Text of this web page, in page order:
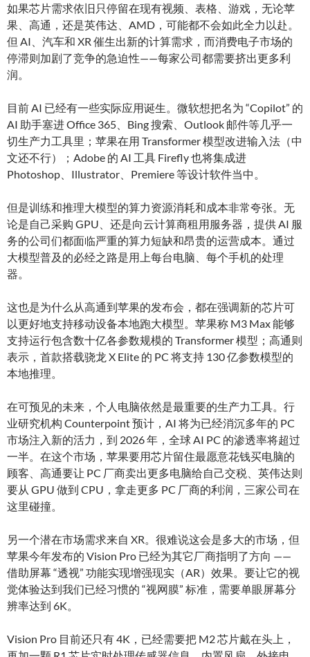
如果芯片需求依旧只停留在现有视频、表格、游戏，无论苹
果、高通，还是英伟达、AMD，可能都不会如此全力以赴。
但 AI、汽车和 XR 催生出新的计算需求，而消费电子市场的
停滞则加剧了竞争的急迫性——每家公司都需要挤出更多利
润。
目前 AI 已经有一些实际应用诞生。微软想把名为 “Copilot” 的
AI 助手塞进 Office 365、Bing 搜索、Outlook 邮件等几乎一
切生产力工具里；苹果在用 Transformer 模型改进输入法（中
文还不行）；Adobe 的 AI 工具 Firefly 也将集成进
Photoshop、Illustrator、Premiere 等设计软件当中。
但是训练和推理大模型的算力资源消耗和成本非常夸张。无
论是自己采购 GPU、还是向云计算商租用服务器，提供 AI 服
务的公司们都面临严重的算力短缺和昂贵的运营成本。通过
大模型普及的必经之路是用上每台电脑、每个手机的处理
器。
这也是为什么从高通到苹果的发布会，都在强调新的芯片可
以更好地支持移动设备本地跑大模型。苹果称 M3 Max 能够
支持运行包含数十亿各参数规模的 Transformer 模型；高通则
表示，首款搭载骁龙 X Elite 的 PC 将支持 130 亿参数模型的
本地推理。
在可预见的未来，个人电脑依然是最重要的生产力工具。行
业研究机构 Counterpoint 预计，AI 将为已经消沉多年的 PC
市场注入新的活力，到 2026 年，全球 AI PC 的渗透率将超过
一半。在这个市场，苹果要用芯片留住最愿意花钱买电脑的
顾客、高通要让 PC 厂商卖出更多电脑给自己交税、英伟达则
要从 GPU 做到 CPU，拿走更多 PC 厂商的利润，三家公司在
这里碰撞。
另一个潜在市场需求来自 XR。很难说这会是多大的市场，但
苹果今年发布的 Vision Pro 已经为其它厂商指明了方向 ——
借助屏幕 “透视” 功能实现增强现实（AR）效果。要让它的视
觉体验达到我们已经习惯的 “视网膜” 标准，需要单眼屏幕分
辨率达到 6K。
Vision Pro 目前还只有 4K，已经需要把 M2 芯片戴在头上，